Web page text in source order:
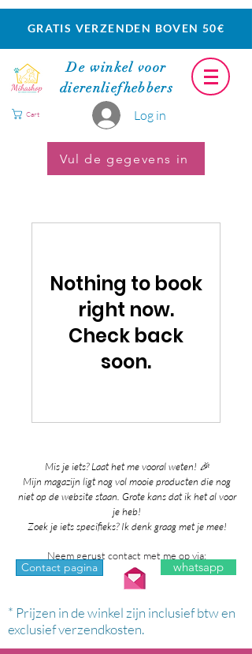
GRATIS VERZENDEN BOVEN 50€
De winkel voor
dierenliefhebbers
Log in
Cart
Vul de gegevens in
Nothing to book
right now.
Check back
soon.
Mis je iets? Laat het me vooral weten! 🎉
Mijn magazijn ligt nog vol mooie producten die nog
niet op de website staan. Grote kans dat ik het al voor
je heb!
Zoek je iets specifieks? Ik denk graag met je mee!
Neem gerust contact met me op via:
Contact pagina whatsapp
* Prijzen in de winkel zijn inclusief btw en
exclusief verzendkosten.